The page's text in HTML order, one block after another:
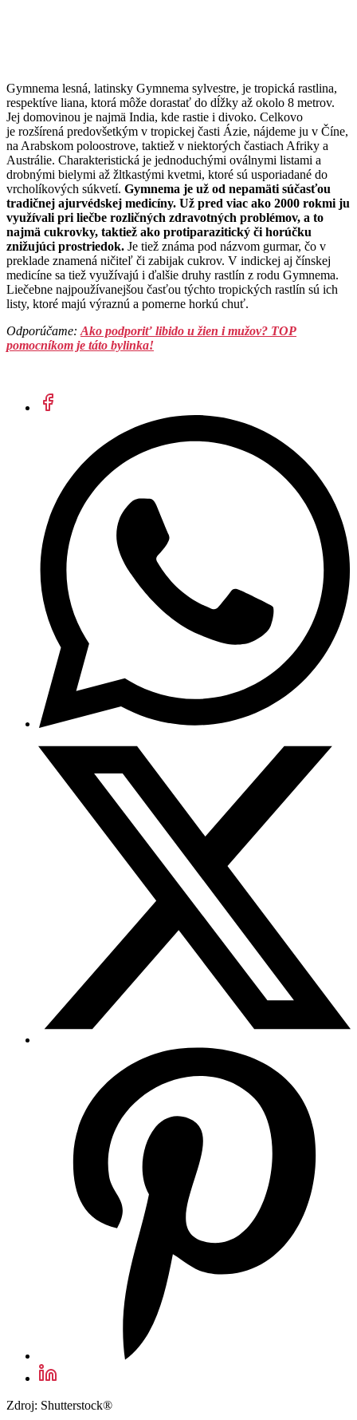
Gymnema lesná, latinsky Gymnema sylvestre, je tropická rastlina,
respektíve liana, ktorá môže dorastať do dĺžky až okolo 8 metrov.
Jej domovinou je najmä India, kde rastie i divoko. Celkovo
je rozšírená predovšetkým v tropickej časti Ázie, nájdeme ju v Číne,
na Arabskom poloostrove, taktiež v niektorých častiach Afriky a
Austrálie. Charakteristická je jednoduchými oválnymi listami a
drobnými bielymi až žltkastými kvetmi, ktoré sú usporiadané do
vrcholíkových súkvetí. Gymnema je už od nepamäti súčasťou
tradičnej ajurvédskej medicíny. Už pred viac ako 2000 rokmi ju
využívali pri liečbe rozličných zdravotných problémov, a to
najmä cukrovky, taktiež ako protiparazitický či horúčku
znižujúci prostriedok. Je tiež známa pod názvom gurmar, čo v
preklade znamená ničiteľ či zabijak cukrov. V indickej aj čínskej
medicíne sa tiež využívajú i ďalšie druhy rastlín z rodu Gymnema.
Liečebne najpoužívanejšou časťou týchto tropických rastlín sú ich
listy, ktoré majú výraznú a pomerne horkú chuť.
Odporúčame: Ako podporiť libido u žien i mužov? TOP
pomocníkom je táto bylinka!
Zdroj: Shutterstock®